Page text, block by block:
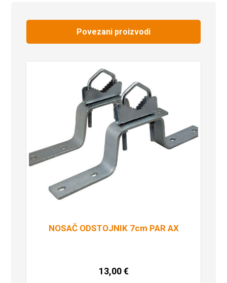
Povezani proizvodi
NOSAČ ODSTOJNIK 7cm PAR AX
13,00€
Dodaj u košaricu